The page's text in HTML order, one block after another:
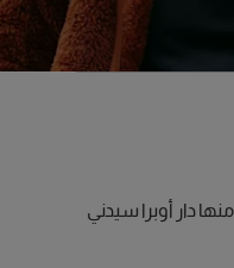
سيدني هذا التاريخ العظيم، منها دار أوبرا سيدني